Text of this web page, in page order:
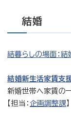
結婚
結暮らしの場面：結
結婚新生活家賃支
新婚世帯へ家賃の
【担当： 企画調整課】